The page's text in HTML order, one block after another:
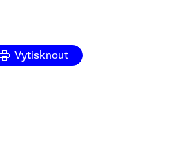
Vytisknout